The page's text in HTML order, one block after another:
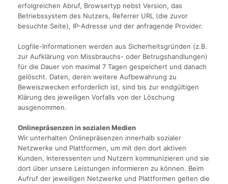
erfolgreichen Abruf, Browsertyp nebst Version, das
Betriebssystem des Nutzers, Referrer URL (die zuvor
besuchte Seite), IP-Adresse und der anfragende Provider.
Logfile-Informationen werden aus Sicherheitsgründen (z.B.
zur Aufklärung von Missbrauchs- oder Betrugshandlungen)
für die Dauer von maximal 7 Tagen gespeichert und danach
gelöscht. Daten, deren weitere Aufbewahrung zu
Beweiszwecken erforderlich ist, sind bis zur endgültigen
Klärung des jeweiligen Vorfalls von der Löschung
ausgenommen.
Onlinepräsenzen in sozialen Medien
Wir unterhalten Onlinepräsenzen innerhalb sozialer
Netzwerke und Plattformen, um mit den dort aktiven
Kunden, Interessenten und Nutzern kommunizieren und sie
dort über unsere Leistungen informieren zu können. Beim
Aufruf der jeweiligen Netzwerke und Plattformen gelten die